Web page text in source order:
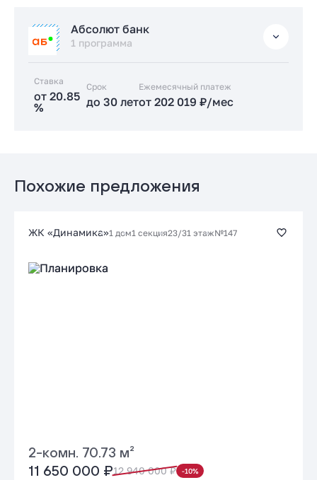
от 17.89 % до 30 лет
Заказать консультацию
Абсолют банк
1 программа
Ставка
от 20.85
%
Срок
до 30 лет
Ежемесячный платеж
от 202 019 ₽/мес
Похожие предложения
ЖК «Динамика»1 дом1 секция23/31 этаж№147
2-комн. 70.73 м²
11 650 000 ₽12 940 000 ₽ -10%